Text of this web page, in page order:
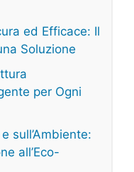
ed Efficace: Il
Soluzione
per Ogni
sull’Ambiente:
all’Eco-